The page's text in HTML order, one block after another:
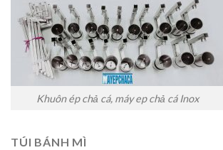
Khuôn ép chả cá, máy ep chả cá Inox
TÚI BÁNH MÌ